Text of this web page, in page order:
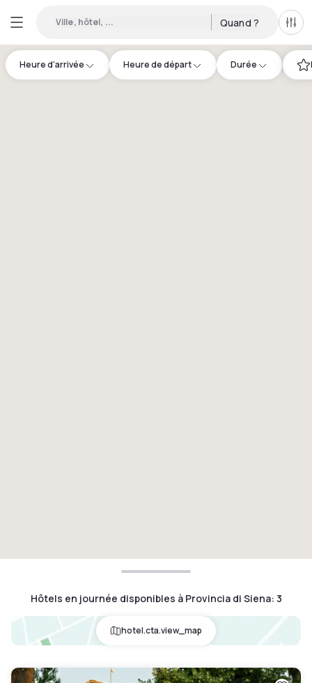
Ville, hôtel, ... Quand ?
Heure d'arrivée Heure de départ Durée
Hôtels en journée disponibles à Provincia di Siena: 3
hotel.cta.view_map